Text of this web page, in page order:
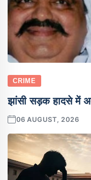
CRIME
झांसी सड़क हादसे में
06 AUGUST, 2026